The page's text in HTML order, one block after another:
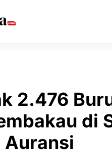
2.476
di
Auransi